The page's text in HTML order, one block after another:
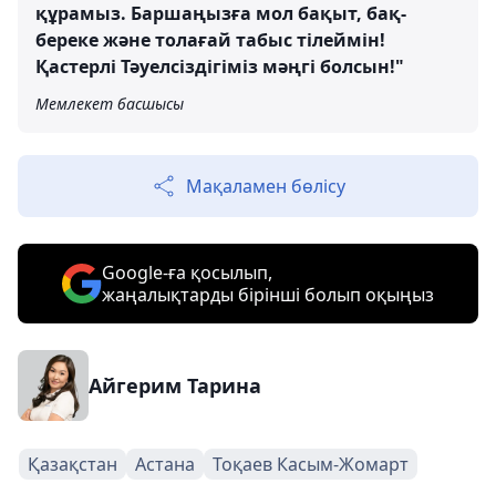
құрамыз. Баршаңызға мол бақыт, бақ-
береке және толағай табыс тілеймін!
Қастерлі Тәуелсіздігіміз мәңгі болсын!"
Мемлекет басшысы
Мақаламен бөлісу
Google-ға қосылып,
жаңалықтарды бірінші болып оқыңыз
Айгерим Тарина
Қазақстан Астана Тоқаев Касым-Жомарт